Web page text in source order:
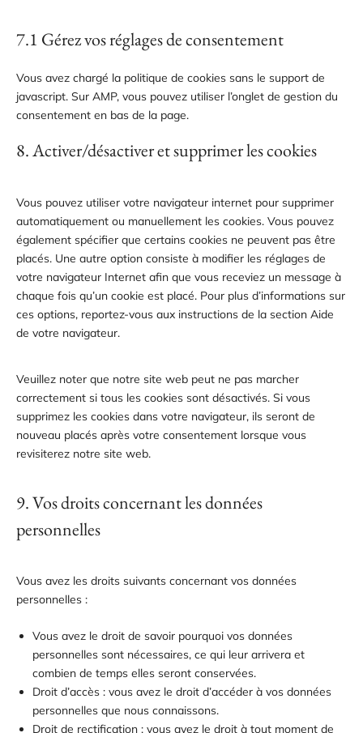
7.1 Gérez vos réglages de consentement
Vous avez chargé la politique de cookies sans le support de
javascript. Sur AMP, vous pouvez utiliser l’onglet de gestion du
consentement en bas de la page.
8. Activer/désactiver et supprimer les cookies
Vous pouvez utiliser votre navigateur internet pour supprimer
automatiquement ou manuellement les cookies. Vous pouvez
également spécifier que certains cookies ne peuvent pas être
placés. Une autre option consiste à modifier les réglages de
votre navigateur Internet afin que vous receviez un message à
chaque fois qu’un cookie est placé. Pour plus d’informations sur
ces options, reportez-vous aux instructions de la section Aide
de votre navigateur.
Veuillez noter que notre site web peut ne pas marcher
correctement si tous les cookies sont désactivés. Si vous
supprimez les cookies dans votre navigateur, ils seront de
nouveau placés après votre consentement lorsque vous
revisiterez notre site web.
9. Vos droits concernant les données
personnelles
Vous avez les droits suivants concernant vos données
personnelles :
Vous avez le droit de savoir pourquoi vos données
personnelles sont nécessaires, ce qui leur arrivera et
combien de temps elles seront conservées.
Droit d’accès : vous avez le droit d’accéder à vos données
personnelles que nous connaissons.
Droit de rectification : vous avez le droit à tout moment de